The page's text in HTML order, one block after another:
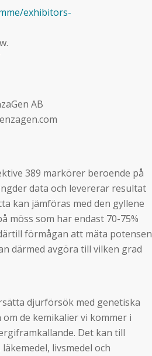
exhibitors-
AB
389 markörer beroende på
data och levererar resultat
kan jämföras med den gyllene
möss som har endast 70-75%
förmågan att mäta potensen
därmed avgöra till vilken grad
djurförsök med genetiska
de kemikalier vi kommer i
Det kan till
livsmedel och